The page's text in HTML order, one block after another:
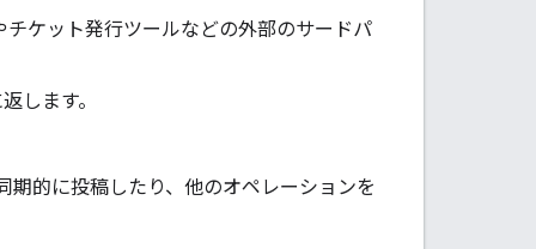
チケット発行ツールなどの外部のサードパ
します。
期的に投稿したり、他のオペレーションを